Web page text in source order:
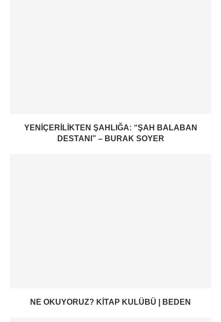
YENIÇERILIKTEN ŞAHLIĞA: “ŞAH BALABAN
DESTANI” – BURAK SOYER
NE OKUYORUZ? KITAP KULÜBÜ | BEDEN